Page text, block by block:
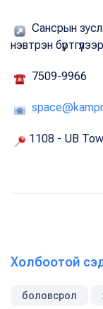
Сансрын
нэвтрэн
7509-9966
1108 - UB
Холбоотой
боловсрол